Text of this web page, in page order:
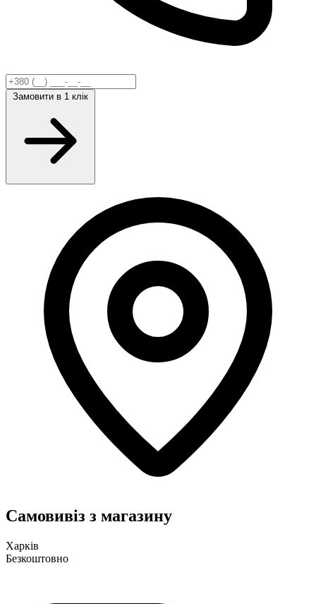
Замовити в 1 клік
Самовивіз з магазину
Харків
Безкоштовно